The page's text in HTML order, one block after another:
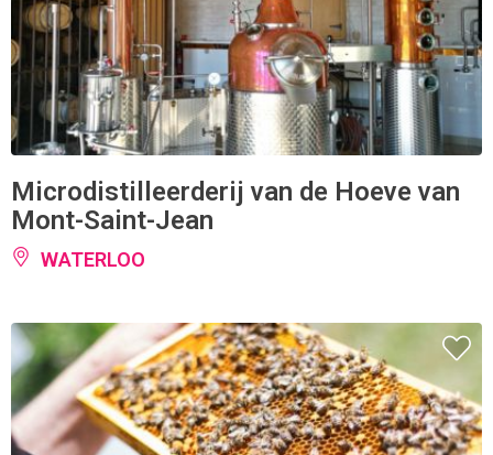
Microdistilleerderij van de Hoeve van
Mont-Saint-Jean
WATERLOO